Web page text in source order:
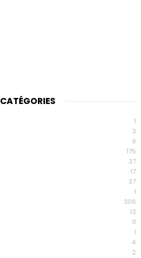
CATÉGORIES
1
3
9
175
37
17
37
1
306
13
11
1
4
2